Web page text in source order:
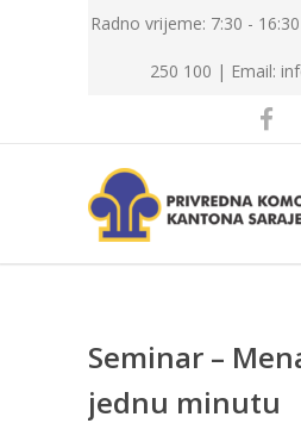
Radno vrijeme: 7:30 -
250 100 | Email:
Seminar –
jednu minutu